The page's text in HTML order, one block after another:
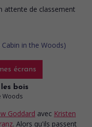
écrans
bois
Woods
Goddard avec Kristen
. Alors qu'ils passent